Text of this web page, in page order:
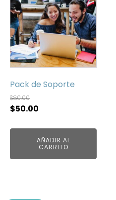
Pack de Soporte
$80.00
El
original
$80.00.
$50.00
es:
$50.00.
AÑADIR AL
CARRITO